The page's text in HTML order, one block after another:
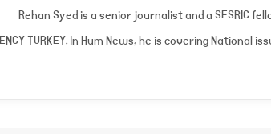
Rehan Syed is a senior journalist and a SESRIC
TURKEY. In Hum News, he is covering